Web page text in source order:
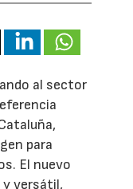
al sector
para
El nuevo
y versátil,